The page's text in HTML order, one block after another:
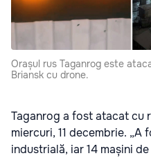
Orașul rus Taganrog este
Briansk cu drone.
Taganrog a fost atacat cu
miercuri, 11 decembrie.
industrială, iar 14 mașini